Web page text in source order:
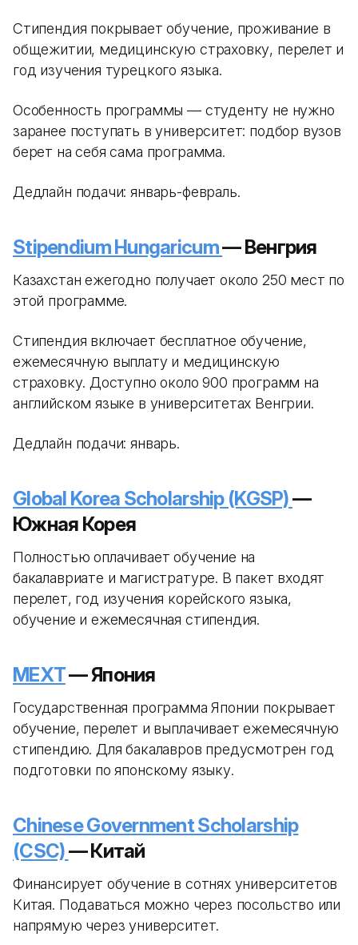
Стипендия покрывает обучение, проживание в
общежитии, медицинскую страховку, перелет и
год изучения турецкого языка.
Особенность программы — студенту не нужно
заранее поступать в университет: подбор вузов
берет на себя сама программа.
Дедлайн подачи: январь-февраль.
Stipendium Hungaricum— Венгрия
Казахстан ежегодно получает около 250 мест по
этой программе.
Стипендия включает бесплатное обучение,
ежемесячную выплату и медицинскую
страховку. Доступно около 900 программ на
английском языке в университетах Венгрии.
Дедлайн подачи: январь.
Global Korea Scholarship (KGSP)—
Южная Корея
Полностью оплачивает обучение на
бакалавриате и магистратуре. В пакет входят
перелет, год изучения корейского языка,
обучение и ежемесячная стипендия.
MEXT— Япония
Государственная программа Японии покрывает
обучение, перелет и выплачивает ежемесячную
стипендию. Для бакалавров предусмотрен год
подготовки по японскому языку.
Chinese Government Scholarship
(CSC)— Китай
Финансирует обучение в сотнях университетов
Китая. Подаваться можно через посольство или
напрямую через университет.